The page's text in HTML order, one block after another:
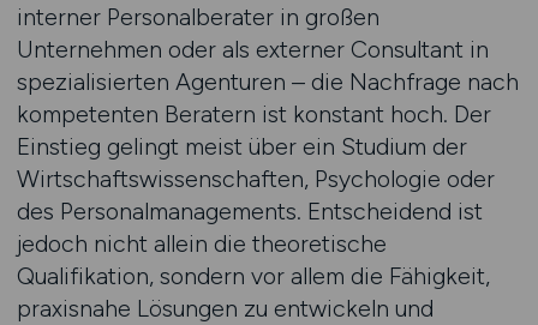
interner Personalberater in großen
Unternehmen oder als externer Consultant in
spezialisierten Agenturen – die Nachfrage nach
kompetenten Beratern ist konstant hoch. Der
Einstieg gelingt meist über ein Studium der
Wirtschaftswissenschaften, Psychologie oder
des Personalmanagements. Entscheidend ist
jedoch nicht allein die theoretische
Qualifikation, sondern vor allem die Fähigkeit,
praxisnahe Lösungen zu entwickeln und